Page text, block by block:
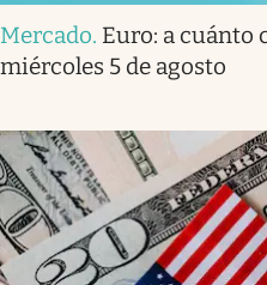
Mercado. Euro: a cuánto
miércoles 5 de agosto